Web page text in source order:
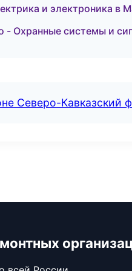
и электроника в
- Охранные системы и
Северо-Кавказский